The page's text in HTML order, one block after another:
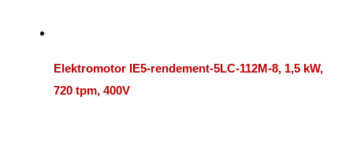
Elektromotor IE5-rendement-5LC-112M-8, 1,5 kW,
720 tpm, 400V